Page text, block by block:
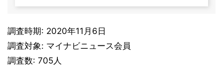
調査時期: 2020年11月6日
調査対象: マイナビニュース会員
調査数: 705人